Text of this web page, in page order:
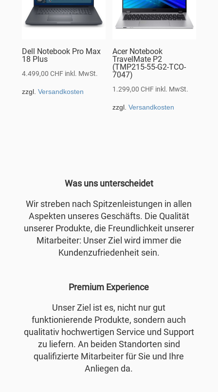
Dell Notebook Pro Max
18 Plus
4.499,00 CHF inkl. MwSt.
zzgl. Versandkosten
Acer Notebook
TravelMate P2
(TMP215-55-G2-TCO-
7047)
1.299,00CHF inkl. MwSt.
zzgl.Versandkosten
Was uns unterscheidet
Wir streben nach Spitzenleistungen in allen
Aspekten unseres Geschäfts. Die Qualität
unserer Produkte, die Freundlichkeit unserer
Mitarbeiter: Unser Ziel wird immer die
Kundenzufriedenheit sein.
Premium Experience
Unser Ziel ist es, nicht nur gut
funktionierende Produkte, sondern auch
qualitativ hochwertigen Service und Support
zu liefern. An beiden Standorten sind
qualifizierte Mitarbeiter für Sie und Ihre
Anliegen da.